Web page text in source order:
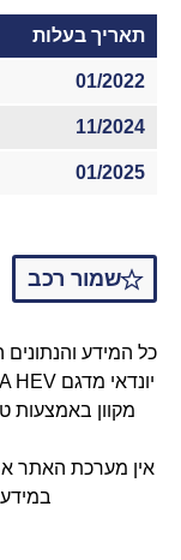
תאריך בעלות
01/2022
11/2024
01/2025
שמור רכב
אין מערכת האתר